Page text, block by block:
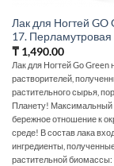
Лак для Ногтей GO
17.
₸1,490.00
Лак для Ногтей Go Green
растворителей,
растительного сырья,
Планету! Максимальный
бережное отношение к
среде! В состав лака
ингредиенты,
растительной биомассы: